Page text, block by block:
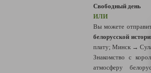
Свободный день
ИЛИ
Вы можете
белорусской
плату; Минск →
Знакомство с
атмосферу